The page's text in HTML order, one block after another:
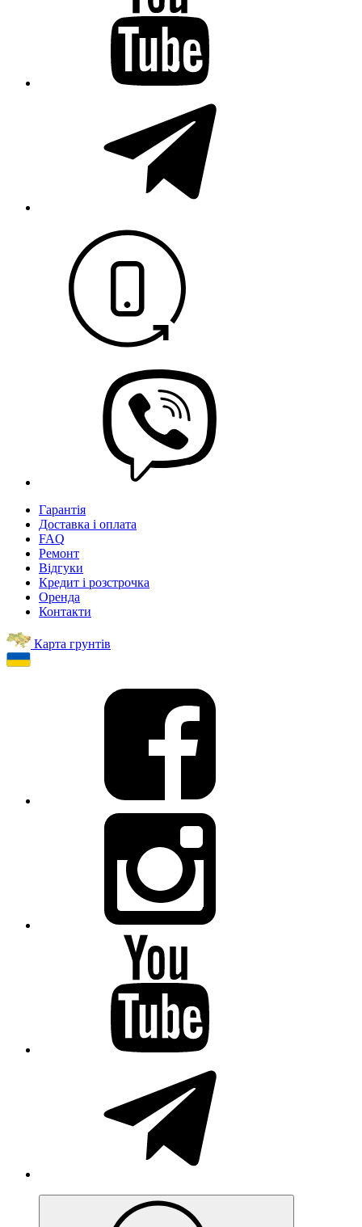
Гарантія
Доставка і оплата
FAQ
Ремонт
Відгуки
Кредит і розстрочка
Оренда
Контакти
Карта грунтів